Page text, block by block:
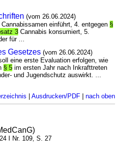
(vom 26.06.2024)
einführt, 4. entgegen §
3 Cannabis konsumiert, 5.
für ...
Gesetzes (vom 26.06.2024)
eine erste Evaluation erfolgen, wie
§ 5 im ersten Jahr nach Inkrafttreten
und Jugendschutz auswirkt. ...
| Ausdrucken/PDF| nach oben
I Nr. 109, S. 27